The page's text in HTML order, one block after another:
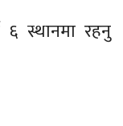
६ स्थानमा रहनु